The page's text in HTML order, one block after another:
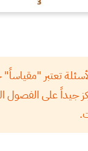
تعتبر "مقياساً"
ركز جيداً على